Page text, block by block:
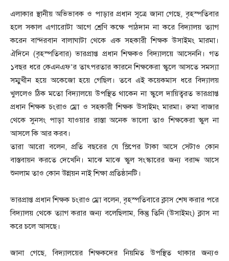
এলাকার স্থানীয় অভিভাবক ও পাড়ার প্রধান সূত্রে জানা গেছে, বৃহস্পতিবার
হলে সকাল এগারোটা আগে শ্রেণি কক্ষে পাঠদান না করে বিদ্যালয় ত্যাগ
করেন বান্দরবান বালাঘাটা থেকে এক সহকারী শিক্ষক উসাইমং মারমা।
ঐদিনে (বৃহস্পতিবার) ভারপ্রাপ্ত প্রধান শিক্ষকও বিদ্যালয়ে আসেননি। গত
১বছর ধরে কেএনএফ’র তাৎপরতার কারনে শিক্ষকেরা স্কুলে আসতে সমস্যা
সম্মুখীন হয়ে অকেজো হয়ে গেছিল। তবে এই কয়েকমাস ধরে বিদ্যালয়
খুললেও ঠিক মতো বিদ্যালয়ে উপস্থিত থাকেন না স্কুলে দায়িত্বরত ভারপ্রাপ্ত
প্রধান শিক্ষক চংরাও ম্রো ও সহকারী শিক্ষক উসাইমং মারমা। রুমা বাজার
থেকে সুনসং পাড়া যাওয়ার রাস্তা অনেক ভালো তাও শিক্ষকেরা স্কুল না
আসলে কি আর করব।
তারা আরো বলেন, প্রতি বছরের যে স্লিপের টাকা আসে সেটাও কোন
বাস্তবায়ন করতে দেখেনি। মাঝে মাঝে স্কুল সংস্কারের জন্য বরাদ্দ আসে
শুনলাম তাও কোন উন্নয়ন নাই শিক্ষা প্রতিষ্ঠানটি।
ভারপ্রাপ্ত প্রধান শিক্ষক চংরাও ম্রো বলেন, বৃহস্পতিবারে ক্লাস শেষ করার পরে
বিদ্যালয় থেকে ত্যাগ করার জন্য বলেছিলাম, কিন্তু তিনি (উসাইমং) ক্লাস না
করে চলে আসছে।
জানা গেছে, বিদ্যালয়ের শিক্ষকদের নিয়মিত উপস্থিত থাকার জন্যও